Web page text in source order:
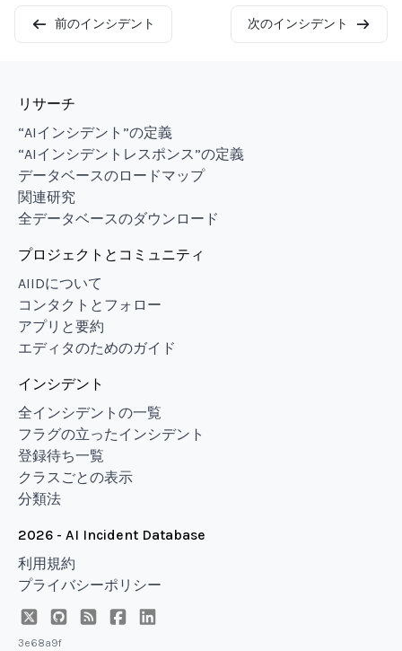
前のインシデント 次のインシデント
リサーチ
“AIインシデント”の定義
“AIインシデントレスポンス”の定義
データベースのロードマップ
関連研究
全データベースのダウンロード
プロジェクトとコミュニティ
AIIDについて
コンタクトとフォロー
アプリと要約
エディタのためのガイド
インシデント
全インシデントの一覧
フラグの立ったインシデント
登録待ち一覧
クラスごとの表示
分類法
2026 - AI Incident Database
利用規約
プライバシーポリシー
3e68a9f